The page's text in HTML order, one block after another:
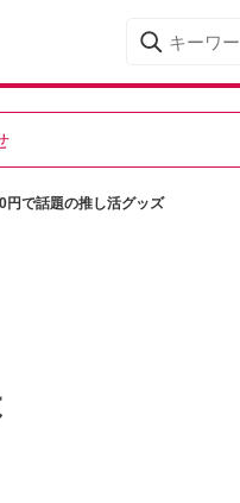
円で話題の推し活グッズ